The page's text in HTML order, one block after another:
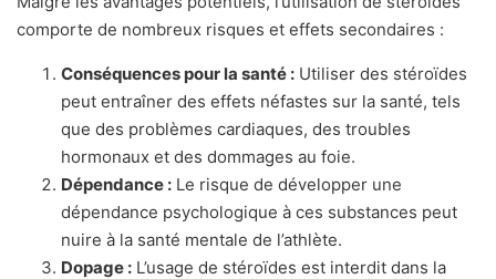
comporte de nombreux risques et effets secondaires :
Conséquences pour la santé : Utiliser des stéroïdes
peut entraîner des effets néfastes sur la santé, tels
que des problèmes cardiaques, des troubles
hormonaux et des dommages au foie.
Dépendance : Le risque de développer une
dépendance psychologique à ces substances peut
nuire à la santé mentale de l’athlète.
Dopage : L’usage de stéroïdes est interdit dans la